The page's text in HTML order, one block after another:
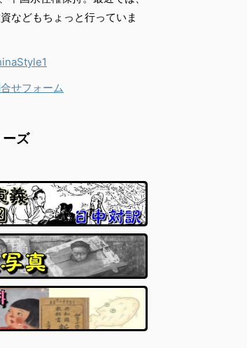
などもちょっと行っていま
せフォーム
ズ